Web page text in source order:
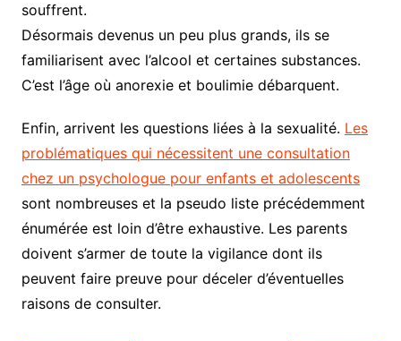
souffrent.
Désormais devenus un peu plus grands, ils se
familiarisent avec l’alcool et certaines substances.
C’est l’âge où anorexie et boulimie débarquent.
Enfin, arrivent les questions liées à la sexualité. Les
problématiques qui nécessitent une consultation
chez un psychologue pour enfants et adolescents
sont nombreuses et la pseudo liste précédemment
énumérée est loin d’être exhaustive. Les parents
doivent s’armer de toute la vigilance dont ils
peuvent faire preuve pour déceler d’éventuelles
raisons de consulter.